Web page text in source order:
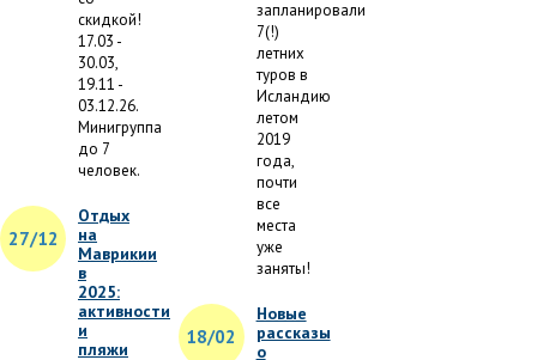
скидкой!
17.03 -
30.03,
19.11 -
03.12.26.
Минигруппа
до 7
человек.
27/12
Отдых
на
Маврикии
в
2025:
активности
и
пляжи
запланировали
7(!)
летних
туров в
Исландию
летом
2019
года,
почти
все
места
уже
заняты!
18/02
Новые
рассказы
о